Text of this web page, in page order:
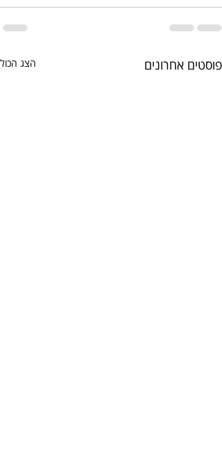
פוסטים אחרונים הצג הכול